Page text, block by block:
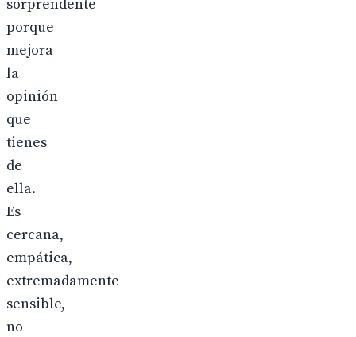
sorprendente
porque
mejora
la
opinión
que
tienes
de
ella.
Es
cercana,
empática,
extremadamente
sensible,
no